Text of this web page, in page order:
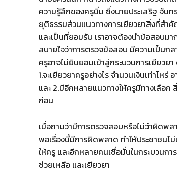
ความรู้สึกของครูนิ่ม ซึ่งนายประเสริฐ จัน
ยุติธรรมส่วนแนวทางการเยียวยาสิ่งที่ส
และเป็นที่ยอมรับ เราอาจต้องนำข้อสอบม
สบายใจว่าการตรวจข้อสอบ มีความเป็นก
ครูอาจไม่ยินยอมเข้าสู่กระบวนการเยียว
1.จะเยียวยาครูอย่างไร จำนวนเงินเท่าไ
และ 2.มีอีกหลายแนวทางให้ครูมีทางเลือ
ก่อน
เมื่อถามว่ามีการตรวจสอบหรือไม่ว่าผิดพล
พอเรื่องนี้มีการผิดพลาด ทำให้ประชาชน
ให้ครู และอีกหลายคนเชื่อมั่นในกระบวนก
ช่วยเหลือ และเยียวยา